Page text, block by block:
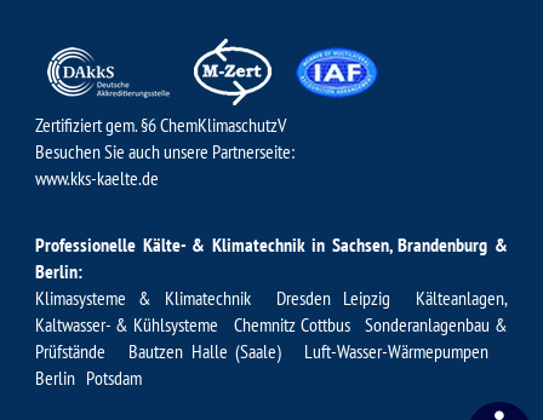
Zertifiziert gem. §6 ChemKlimaschutzV
Besuchen Sie auch unsere Partnerseite:
www.kks-kaelte.de
Professionelle Kälte- & Klimatechnik in Sachsen, Brandenburg &
Berlin:
Klimasysteme & Klimatechnik Dresden Leipzig Kälteanlagen,
Kaltwasser- & Kühlsysteme ChemnitzCottbus Sonderanlagenbau &
Prüfstände Bautzen Halle (Saale) Luft-Wasser-Wärmepumpen
Berlin Potsdam